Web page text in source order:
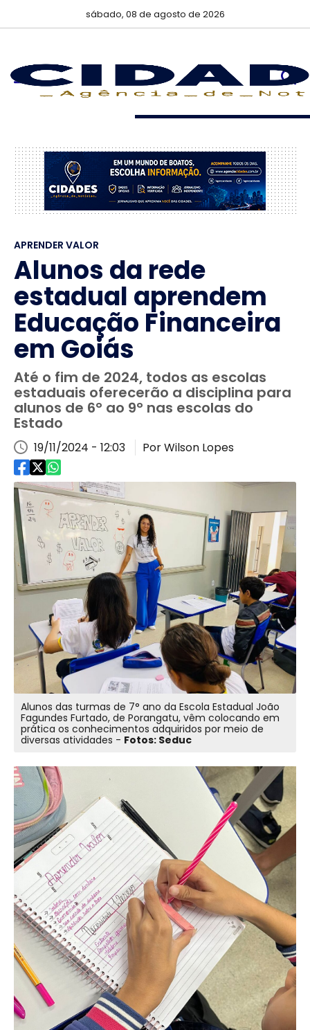
sábado, 08 de agosto de 2026
APRENDER VALOR
Alunos da rede
estadual aprendem
Educação Financeira
em Goiás
Até o fim de 2024, todos as escolas
estaduais oferecerão a disciplina para
alunos de 6° ao 9° nas escolas do
Estado
19/11/2024 - 12:03 Por Wilson Lopes
Alunos das turmas de 7° ano da Escola Estadual João
Fagundes Furtado, de Porangatu, vêm colocando em
prática os conhecimentos adquiridos por meio de
diversas atividades - Fotos: Seduc